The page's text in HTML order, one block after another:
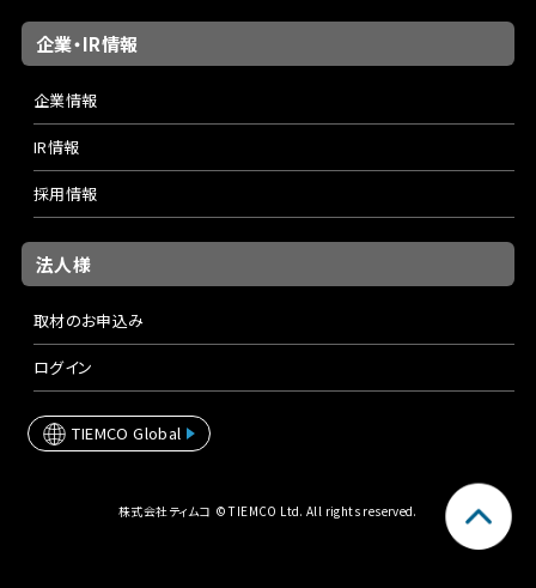
企業・IR情報
企業情報
IR情報
採用情報
法人様
取材のお申込み
ログイン
TIEMCO Global
株式会社ティムコ © TIEMCO Ltd. All rights reserved.